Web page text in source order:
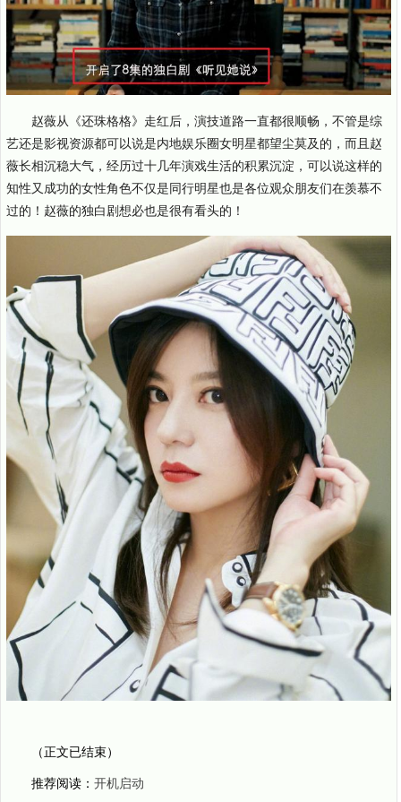
赵薇从《还珠格格》走红后，演技道路一直都很顺畅，不管是综
艺还是影视资源都可以说是内地娱乐圈女明星都望尘莫及的，而且赵
薇长相沉稳大气，经历过十几年演戏生活的积累沉淀，可以说这样的
知性又成功的女性角色不仅是同行明星也是各位观众朋友们在羡慕不
过的！赵薇的独白剧想必也是很有看头的！
（正文已结束）
推荐阅读： 开机启动